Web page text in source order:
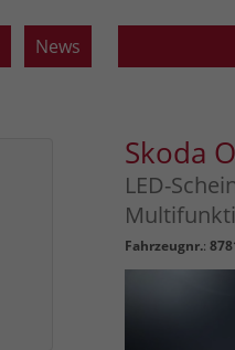
News
Skoda
LED-
Fahrzeugnr.: